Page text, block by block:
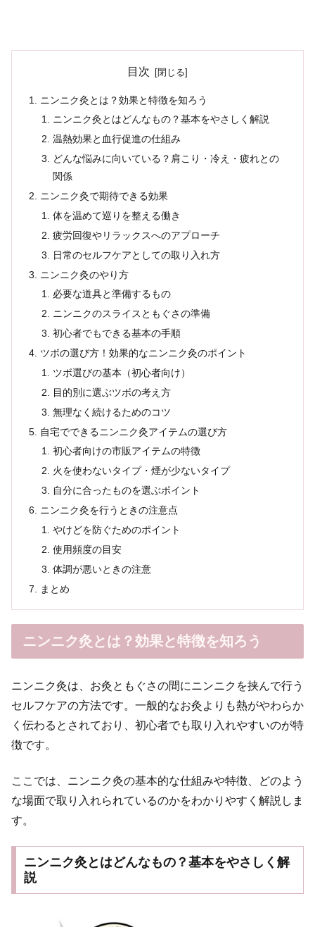
目次
ニンニク灸とは？効果と特徴を知ろう
ニンニク灸とはどんなもの？基本をやさしく解説
温熱効果と血行促進の仕組み
どんな悩みに向いている？肩こり・冷え・疲れとの
関係
ニンニク灸で期待できる効果
体を温めて巡りを整える働き
疲労回復やリラックスへのアプローチ
日常のセルフケアとしての取り入れ方
ニンニク灸のやり方
必要な道具と準備するもの
ニンニクのスライスともぐさの準備
初心者でもできる基本の手順
ツボの選び方！効果的なニンニク灸のポイント
ツボ選びの基本（初心者向け）
目的別に選ぶツボの考え方
無理なく続けるためのコツ
自宅でできるニンニク灸アイテムの選び方
初心者向けの市販アイテムの特徴
火を使わないタイプ・煙が少ないタイプ
自分に合ったものを選ぶポイント
ニンニク灸を行うときの注意点
やけどを防ぐためのポイント
使用頻度の目安
体調が悪いときの注意
まとめ
ニンニク灸とは？効果と特徴を知ろう
ニンニク灸は、お灸ともぐさの間にニンニクを挟んで行う
セルフケアの方法です。一般的なお灸よりも熱がやわらか
く伝わるとされており、初心者でも取り入れやすいのが特
徴です。
ここでは、ニンニク灸の基本的な仕組みや特徴、どのよう
な場面で取り入れられているのかをわかりやすく解説しま
す。
ニンニク灸とはどんなもの？基本をやさしく解
説